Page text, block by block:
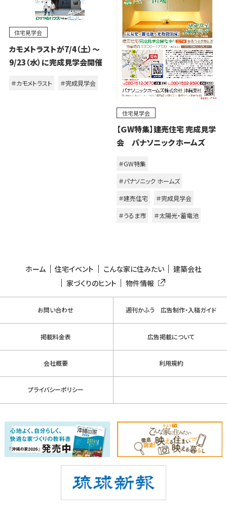
住宅見学会
カモメトラストが7/4（土）～
9/23（水）に完成見学会開催
＃カモメトラスト ＃完成見学会
住宅見学会
【ＧW特集】建売住宅 完成見学
会 パナソニック ホームズ
＃GW特集
＃パナソニック ホームズ
＃建売住宅
＃完成見学会
＃うるま市
＃太陽光・蓄電池
ホーム 住宅イベント こんな家に住みたい
建築会社
家づくりのヒント
物件情報
お問い合わせ 週刊かふう 広告制作・入稿ガイド
掲載料金表 広告掲載について
会社概要 利用規約
プライバシーポリシー